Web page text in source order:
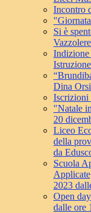
Incontro
Si è
Indizione
Dina
Iscrizioni
"Natale
20
Liceo
della
da
Scuola
2023
Open
dalle ore